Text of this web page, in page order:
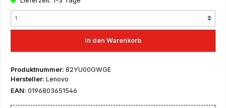
In den Warenkorb
Produktnummer: 82YU00GWGE
Hersteller: Lenovo
EAN: 0196803651546